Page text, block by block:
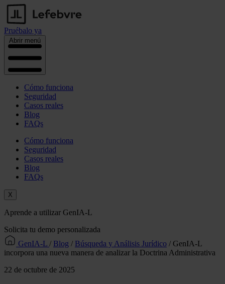
Pruébalo ya
Abrir menú
Cómo funciona
Seguridad
Casos reales
Blog
FAQs
Cómo funciona
Seguridad
Casos reales
Blog
FAQs
X
Aprende a utilizar GenIA-L
Solicita tu demo personalizada
GenIA-L / Blog / Búsqueda y Análisis Jurídico / GenIA-L
incorpora una nueva manera de analizar la Doctrina Administrativa
22 de octubre de 2025